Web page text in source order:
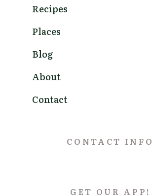
Recipes
Places
Blog
About
Contact
CONTACT INFO
GET OUR APP!